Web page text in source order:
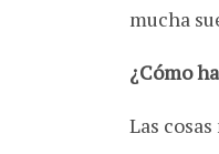
mucha
¿Cómo
Las